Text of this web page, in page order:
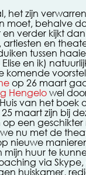
het zijn
moet, behalve
verder kijkt
artiesten en
tussen
en ik)
komende
op 26 maart
Hengelowel
van het boek
maart zijn bij
op een
nu met de
nieuwe
mijn huur te
via
huiskamer,